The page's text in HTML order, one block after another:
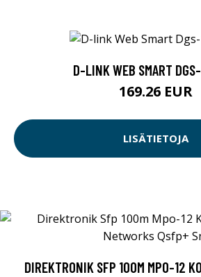
D-LINK WEB SMART
169.26 EUR
LISÄTIETOJA
DIREKTRONIK SFP 100M MPO-12